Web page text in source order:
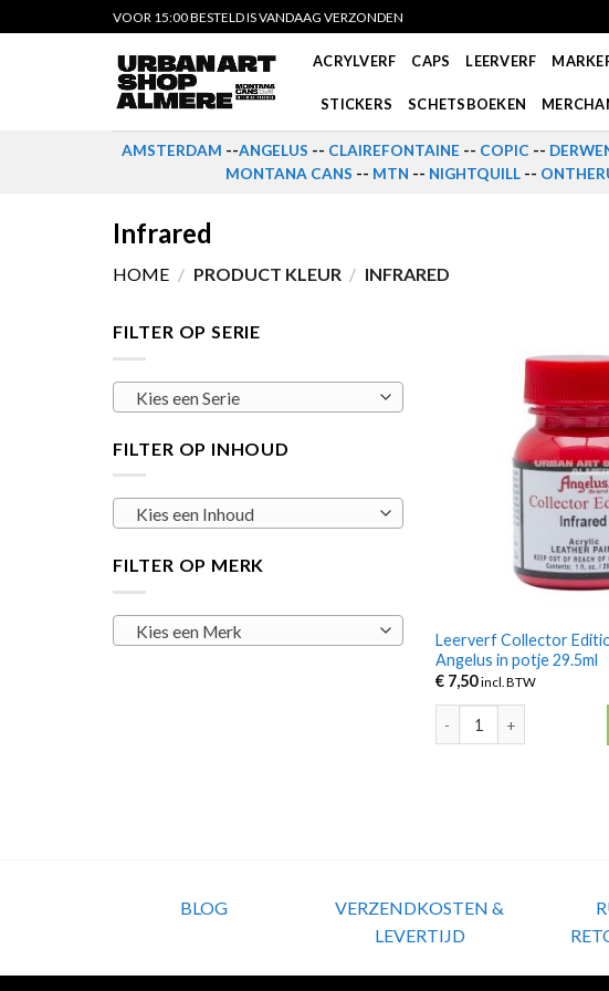
to
VOOR 15:00 BESTELD IS VANDAAG VERZONDEN
ACRYLVERF CAPS LEERVERF
STICKERS SCHETSBOEKEN
AMSTERDAM --ANGELUS -- CLAIREFONTAINE -- COPIC --
MONTANA CANS -- MTN -- NIGHTQUILL --
Infrared
HOME / PRODUCT KLEUR / INFRARED
FILTER OP SERIE
Kies een Serie
FILTER OP INHOUD
Kies een Inhoud
FILTER OP MERK
Kies een Merk
Leerverf Collector
Angelus in potje 29.5ml
€ 7,50 incl. BTW
BLOG
VERZENDKOSTEN &
LEVERTIJD